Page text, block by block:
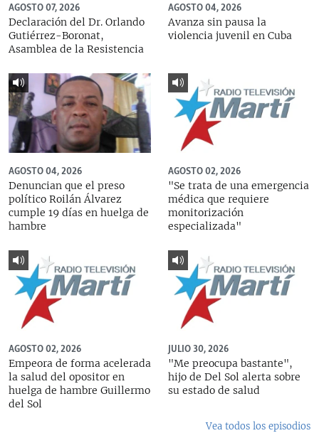
AGOSTO 07, 2026
Declaración del Dr. Orlando
Gutiérrez-Boronat,
Asamblea de la Resistencia
AGOSTO 04, 2026
Avanza sin pausa la
violencia juvenil en Cuba
AGOSTO 04, 2026
Denuncian que el preso
político Roilán Álvarez
cumple 19 días en huelga de
hambre
AGOSTO 02, 2026
"Se trata de una emergencia
médica que requiere
monitorización
especializada"
AGOSTO 02, 2026
Empeora de forma acelerada
la salud del opositor en
huelga de hambre Guillermo
del Sol
JULIO 30, 2026
"Me preocupa bastante",
hijo de Del Sol alerta sobre
su estado de salud
Vea todos los episodios